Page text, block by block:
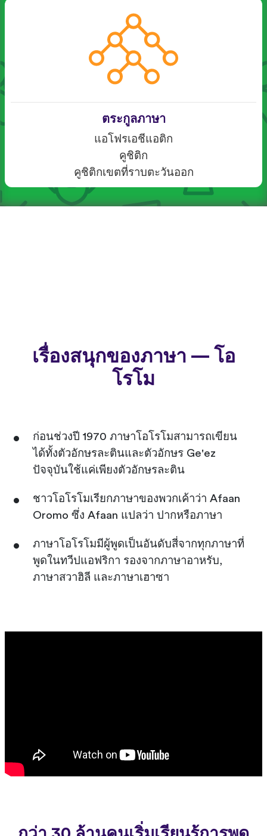
ตระกูลภาษา
แอโฟรเอชีแอติก
คูชิติก
คูชิติกเขตที่ราบตะวันออก
เรื่องสนุกของภาษา — โอ
โรโม
ก่อนช่วงปี 1970 ภาษาโอโรโมสามารถเขียน
ได้ทั้งตัวอักษรละตินและตัวอักษร Ge'ez
ปัจจุบันใช้แค่เพียงตัวอักษรละติน
ชาวโอโรโมเรียกภาษาของพวกเค้าว่า Afaan
Oromo ซึ่ง Afaan แปลว่า ปากหรือภาษา
ภาษาโอโรโมมีผู้พูดเป็นอันดับสี่จากทุกภาษาที่
พูดในทวีปแอฟริกา รองจากภาษาอาหรับ,
ภาษาสวาฮิลี และภาษาเฮาซา